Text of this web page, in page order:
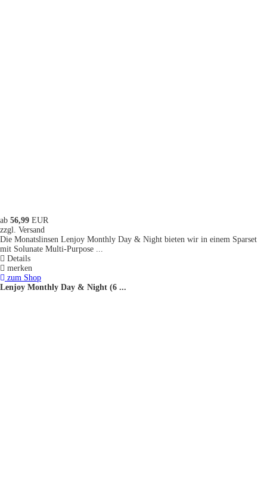
ab 56,99 EUR
zzgl. Versand
Die Monatslinsen Lenjoy Monthly Day & Night bieten wir in einem Sparset
mit Solunate Multi-Purpose ...
Details
merken
zum Shop
Lenjoy Monthly Day & Night (6 ...